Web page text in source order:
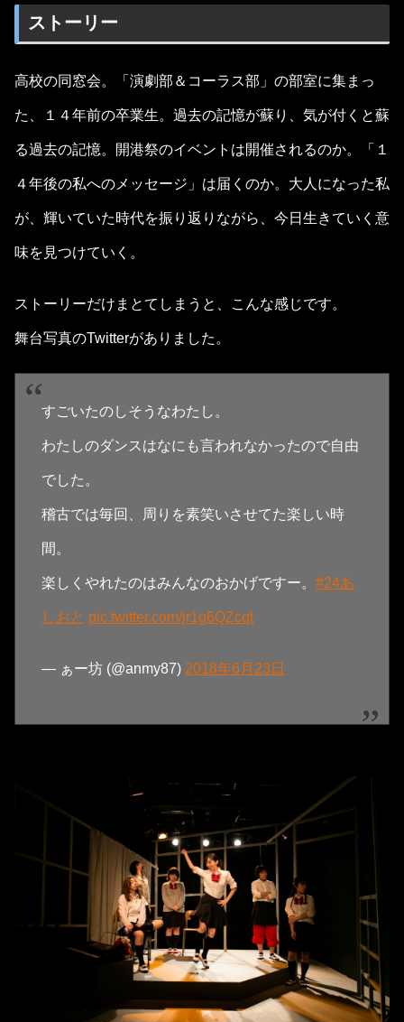
ストーリー
高校の同窓会。「演劇部＆コーラス部」の部室に集まっ
た、１４年前の卒業生。過去の記憶が蘇り、気が付くと蘇
る過去の記憶。開港祭のイベントは開催されるのか。「１
４年後の私へのメッセージ」は届くのか。大人になった私
が、輝いていた時代を振り返りながら、今日生きていく意
味を見つけていく。
ストーリーだけまとてしまうと、こんな感じです。
舞台写真のTwitterがありました。
すごいたのしそうなわたし。
わたしのダンスはなにも言われなかったので自由
でした。
稽古では毎回、周りを素笑いさせてた楽しい時
間。
楽しくやれたのはみんなのおかげですー。 #24あ
しおと pic.twitter.com/jr1g6QZcqt
— ぁー坊 (@anmy87) 2018年6月23日